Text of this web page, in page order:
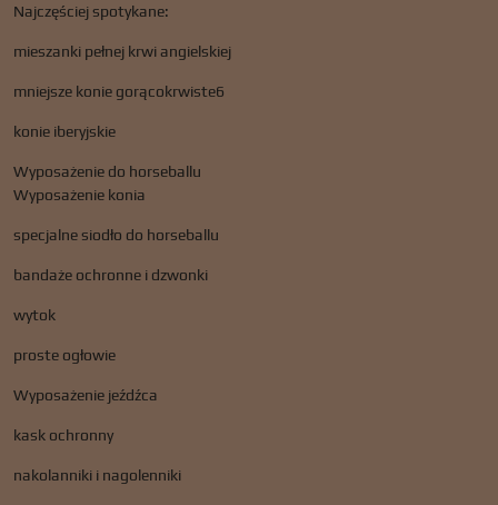
Najczęściej spotykane:
mieszanki pełnej krwi angielskiej
mniejsze konie gorącokrwiste6
konie iberyjskie
Wyposażenie do horseballu
Wyposażenie konia
specjalne siodło do horseballu
bandaże ochronne i dzwonki
wytok
proste ogłowie
Wyposażenie jeźdźca
kask ochronny
nakolanniki i nagolenniki